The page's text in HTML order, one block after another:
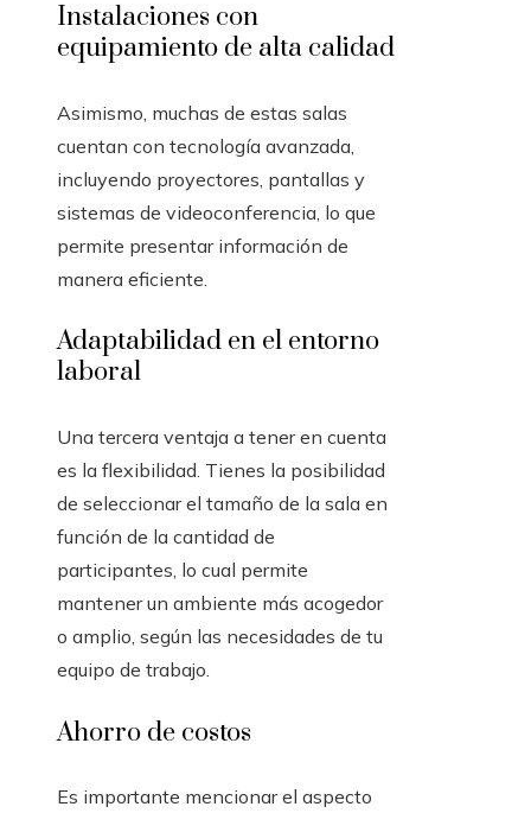
Instalaciones con
equipamiento de alta calidad
Asimismo, muchas de estas salas
cuentan con tecnología avanzada,
incluyendo proyectores, pantallas y
sistemas de videoconferencia, lo que
permite presentar información de
manera eficiente.
Adaptabilidad en el entorno
laboral
Una tercera ventaja a tener en cuenta
es la flexibilidad. Tienes la posibilidad
de seleccionar el tamaño de la sala en
función de la cantidad de
participantes, lo cual permite
mantener un ambiente más acogedor
o amplio, según las necesidades de tu
equipo de trabajo.
Ahorro de costos
Es importante mencionar el aspecto